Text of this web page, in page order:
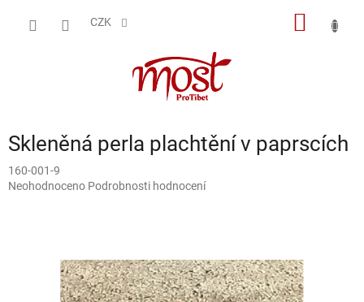
CZK
Skleněná perla plachtění v paprscích
160-001-9
Průměrné
Neohodnoceno Podrobnosti hodnocení